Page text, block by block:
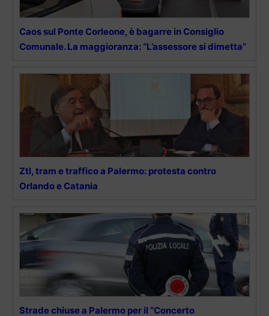
Caos sul Ponte Corleone, è bagarre in Consiglio
Comunale. La maggioranza: “L’assessore si dimetta”
Ztl, tram e traffico a Palermo: protesta contro
Orlando e Catania
Strade chiuse a Palermo per il “Concerto